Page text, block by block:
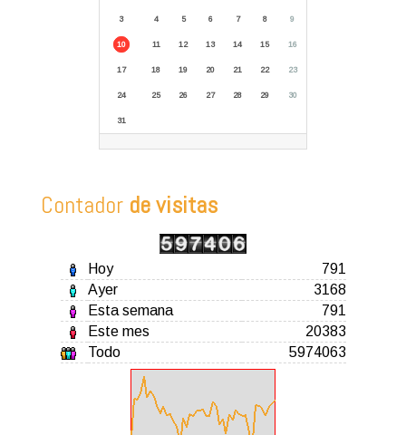
3 4 5 6 7 8 9
10 11 12 13 14 15 16
17 18 19 20 21 22 23
24 25 26 27 28 29 30
31
Contador de visitas
Hoy
791
Ayer
3168
Esta semana
791
Este mes
20383
Todo
5974063